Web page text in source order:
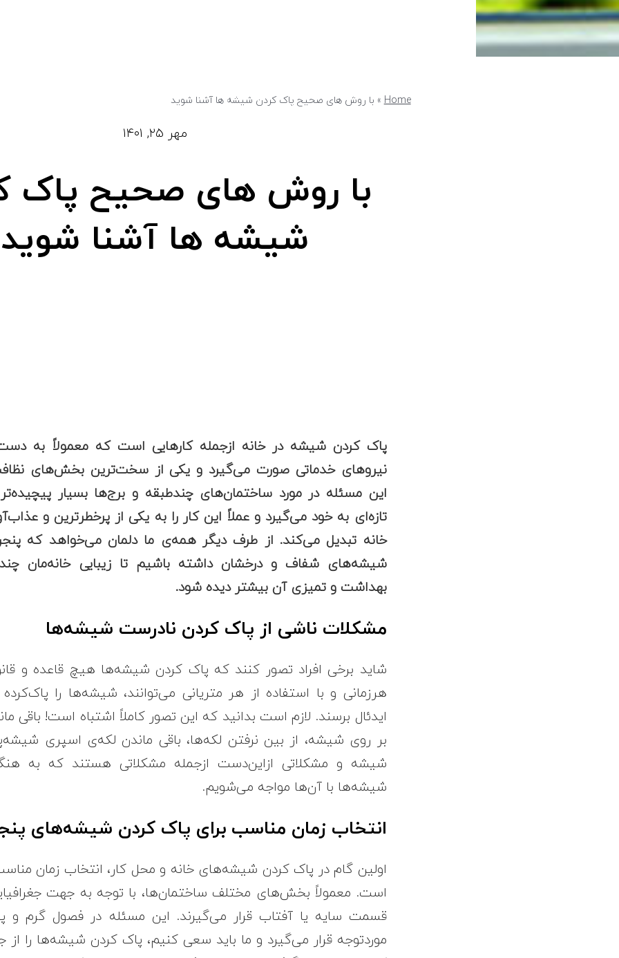
Home
» با روش های صحیح پاک کردن شیشه ها آشنا شوید
مهر ۲۵, ۱۴۰۱
با روش های صحیح پاک
شیشه ها آشنا شوید
پاک کردن شیشه در خانه ازجمله کارهایی است که معمولاً به
نیروهای خدماتی صورت می‌گیرد و یکی از سخت‌ترین بخش‌های
این مسئله در مورد ساختمان‌های چندطبقه و برج‌ها بسیار
تازه‌ای به خود می‌گیرد و عملاً این کار را به یکی از پرخطرترین و
خانه تبدیل می‌کند. از طرف دیگر همه‌ی ما دلمان می‌خواهد که
شیشه‌های شفاف و درخشان داشته باشیم تا زیبایی خانه‌مان
بهداشت و تمیزی آن بیشتر دیده شود.
مشکلات ناشی از پاک کردن نادرست شیشه‌ها
شاید برخی افراد تصور کنند که پاک کردن شیشه‌ها هیچ قاعده و
هرزمانی و با استفاده از هر متریانی می‌توانند، شیشه‌ها را
ایدئال برسند. لازم است بدانید که این تصور کاملاً اشتباه است! باقی
بر روی شیشه، از بین نرفتن لکه‌ها، باقی ماندن لکه‌ی اسپری
شیشه و مشکلاتی ازاین‌دست ازجمله مشکلاتی هستند که به
شیشه‌ها با آن‌ها مواجه می‌شویم.
انتخاب زمان مناسب برای پاک کردن شیشه‌های
اولین گام در پاک کردن شیشه‌های خانه و محل کار، انتخاب زمان
است. معمولاً بخش‌های مختلف ساختمان‌ها، با توجه به جهت
قسمت سایه یا آفتاب قرار می‌گیرند. این مسئله در فصول گرم و
موردتوجه قرار می‌گیرد و ما باید سعی کنیم، پاک کردن شیشه‌ها را از